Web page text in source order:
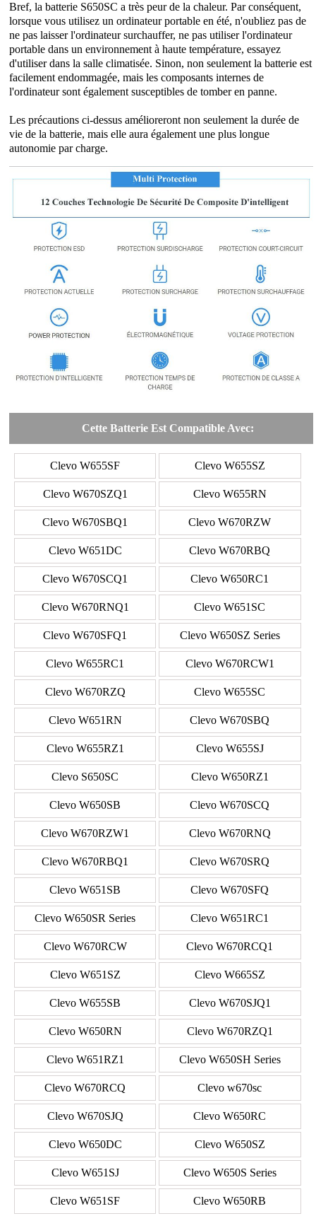
Bref, la batterie S650SC a très peur de la chaleur. Par conséquent,
lorsque vous utilisez un ordinateur portable en été, n'oubliez pas de
ne pas laisser l'ordinateur surchauffer, ne pas utiliser l'ordinateur
portable dans un environnement à haute température, essayez
d'utiliser dans la salle climatisée. Sinon, non seulement la batterie est
facilement endommagée, mais les composants internes de
l'ordinateur sont également susceptibles de tomber en panne.
Les précautions ci-dessus amélioreront non seulement la durée de
vie de la batterie, mais elle aura également une plus longue
autonomie par charge.
Cette Batterie Est Compatible Avec:
Clevo W655SF Clevo W655SZ
Clevo W670SZQ1 Clevo W655RN
Clevo W670SBQ1 Clevo W670RZW
Clevo W651DC Clevo W670RBQ
Clevo W670SCQ1 Clevo W650RC1
Clevo W670RNQ1 Clevo W651SC
Clevo W670SFQ1 Clevo W650SZ Series
Clevo W655RC1 Clevo W670RCW1
Clevo W670RZQ Clevo W655SC
Clevo W651RN Clevo W670SBQ
Clevo W655RZ1 Clevo W655SJ
Clevo S650SC Clevo W650RZ1
Clevo W650SB Clevo W670SCQ
Clevo W670RZW1 Clevo W670RNQ
Clevo W670RBQ1 Clevo W670SRQ
Clevo W651SB Clevo W670SFQ
Clevo W650SR Series Clevo W651RC1
Clevo W670RCW Clevo W670RCQ1
Clevo W651SZ Clevo W665SZ
Clevo W655SB Clevo W670SJQ1
Clevo W650RN Clevo W670RZQ1
Clevo W651RZ1 Clevo W650SH Series
Clevo W670RCQ Clevo w670sc
Clevo W670SJQ Clevo W650RC
Clevo W650DC Clevo W650SZ
Clevo W651SJ Clevo W650S Series
Clevo W651SF Clevo W650RB